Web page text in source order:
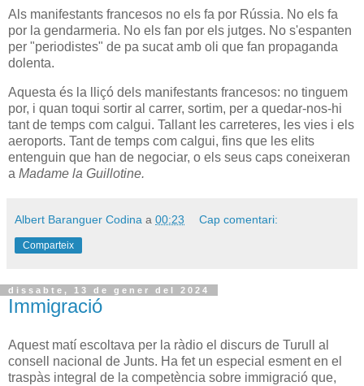
Als manifestants francesos no els fa por Rússia. No els fa
por la gendarmeria. No els fan por els jutges. No s'espanten
per "periodistes" de pa sucat amb oli que fan propaganda
dolenta.
Aquesta és la lliçó dels manifestants francesos: no tinguem
por, i quan toqui sortir al carrer, sortim, per a quedar-nos-hi
tant de temps com calgui. Tallant les carreteres, les vies i els
aeroports. Tant de temps com calgui, fins que les elits
entenguin que han de negociar, o els seus caps coneixeran
a Madame la Guillotine.
Albert Baranguer Codina a 00:23 Cap comentari:
Comparteix
dissabte, 13 de gener del 2024
Immigració
Aquest matí escoltava per la ràdio el discurs de Turull al
consell nacional de Junts. Ha fet un especial esment en el
traspàs integral de la competència sobre immigració que,